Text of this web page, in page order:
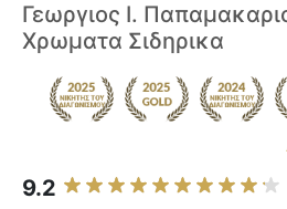
Γεωργιος Ι.
Χρωματα Σιδηρικα
9.2